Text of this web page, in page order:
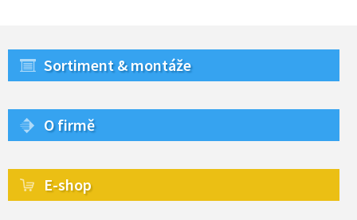
Sortiment & montáže
O firmě
E-shop